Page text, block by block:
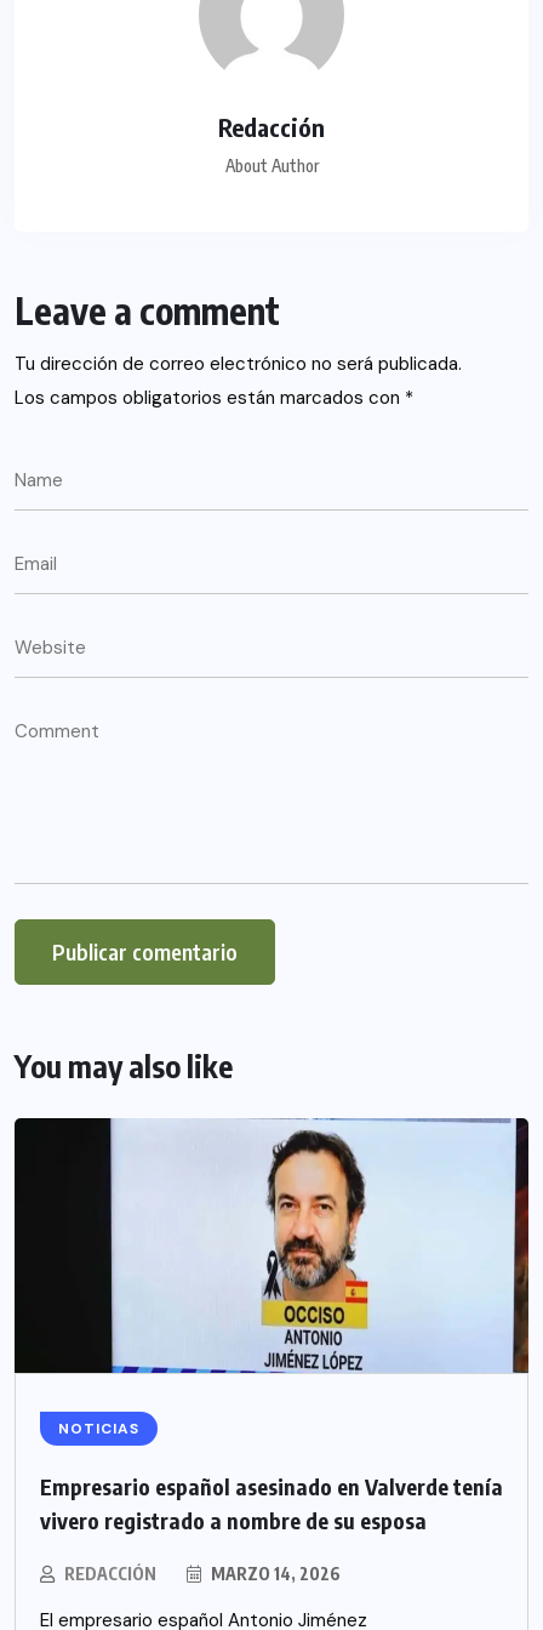
Redacción
About Author
Leave a comment
Tu dirección de correo electrónico no será publicada.
Los campos obligatorios están marcados con *
You may also like
NOTICIAS
Empresario español asesinado en Valverde tenía
vivero registrado a nombre de su esposa
REDACCIÓN MARZO 14, 2026
El empresario español Antonio Jiménez